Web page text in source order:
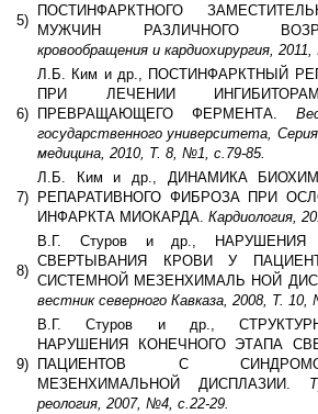
5)
ПОСТИНФАРКТНОГО
МУЖЧИН РАЗЛИЧНОГО
кровообращения и кардиохирургия,
6)
Л.Б. Ким и др., ПОСТИНФАРКТНЫЙ
ПРИ ЛЕЧЕНИИ
ПРЕВРАЩАЮЩЕГО ФЕРМЕНТА.
государственного университета,
медицина, 2010, Т. 8, №1, с.79-85.
7)
Л.Б. Ким и др., ДИНАМИКА
РЕПАРАТИВНОГО ФИБРОЗА ПРИ
ИНФАРКТА МИОКАРДА. Кардиология,
8)
В.Г. Стуров и др., НАРУШЕНИЯ
СВЕРТЫВАНИЯ КРОВИ У
СИСТЕМНОЙ МЕЗЕНХИМАЛЬ НОЙ
вестник северного Кавказа, 2008, Т. 10,
9)
В.Г. Стуров и др.,
НАРУШЕНИЯ КОНЕЧНОГО ЭТАПА
ПАЦИЕНТОВ С
МЕЗЕНХИМАЛЬНОЙ ДИСПЛАЗИИ.
реология, 2007, №4, с.22-29.